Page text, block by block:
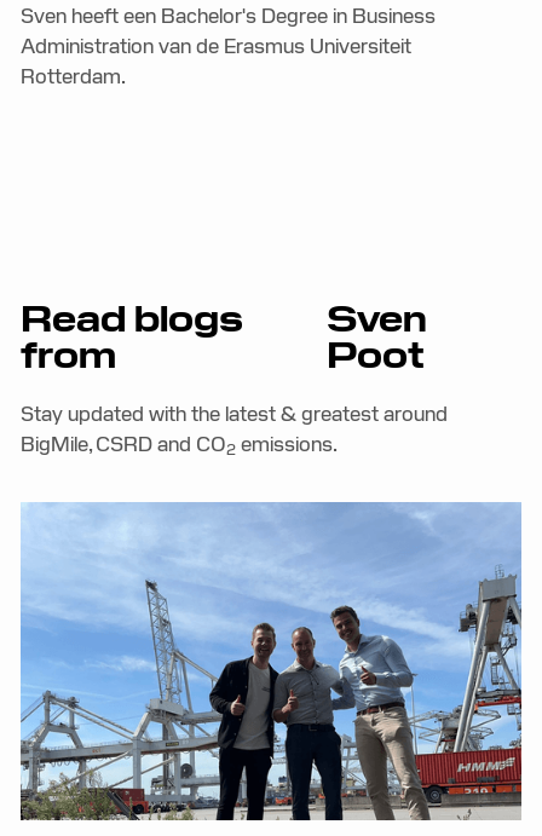
Sven heeft een Bachelor's Degree in Business
Administration van de Erasmus Universiteit
Rotterdam.
Read blogs
from
Sven
Poot
Stay updated with the latest & greatest around
BigMile, CSRD and CO2 emissions.